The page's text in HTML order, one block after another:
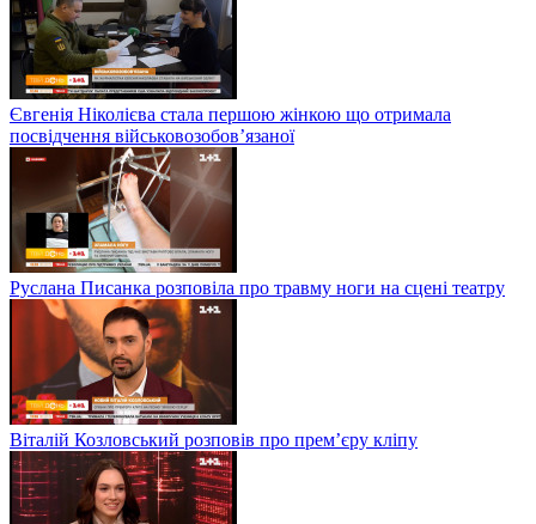
Євгенія Ніколієва стала першою жінкою що отримала
посвідчення військовозобов’язаної
Руслана Писанка розповіла про травму ноги на сцені театру
Віталій Козловський розповів про прем’єру кліпу